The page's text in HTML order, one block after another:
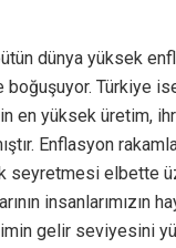
dünya yüksek
Türkiye
en yüksek üretim,
Enflasyon
seyretmesi elbette
insanlarımızın
gelir seviyesini